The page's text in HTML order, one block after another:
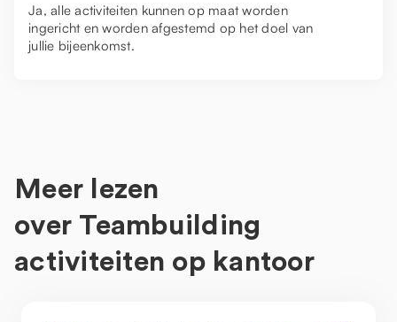
Ja, alle activiteiten kunnen op maat worden
ingericht en worden afgestemd op het doel van
jullie bijeenkomst.
Meer lezen
over Teambuilding
activiteiten op kantoor